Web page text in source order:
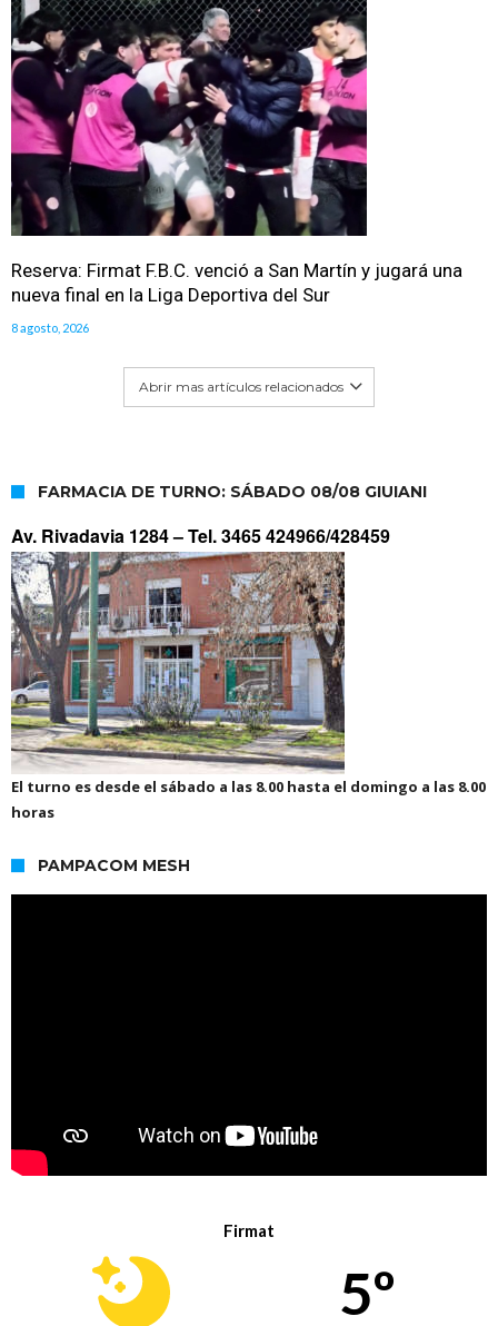
Reserva: Firmat F.B.C. venció a San Martín y jugará una
nueva final en la Liga Deportiva del Sur
8 agosto, 2026
Abrir mas artículos relacionados
FARMACIA DE TURNO: SÁBADO 08/08 GIUIANI
Av. Rivadavia 1284 –Tel. 3465 424966/428459
El turno es desde el sábado a las 8.00 hasta el domingo a las 8.00
horas
PAMPACOM MESH
Firmat
5º